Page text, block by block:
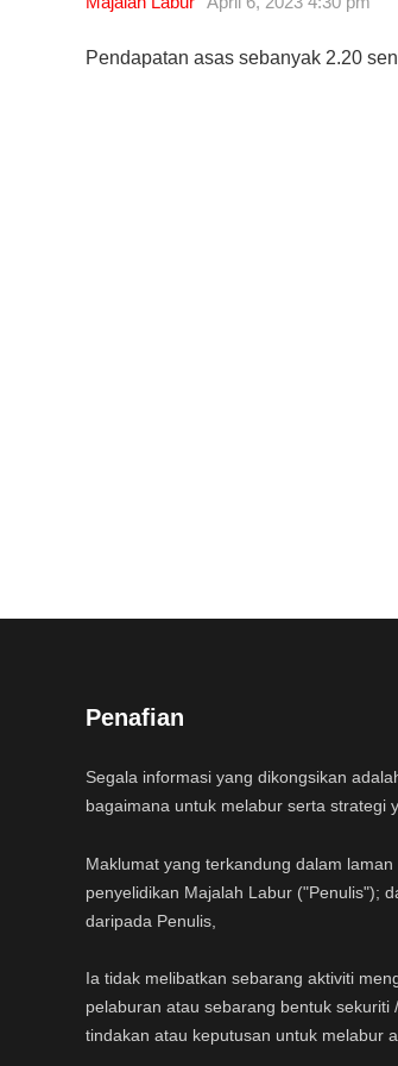
Pendapatan asas sebanyak 2.20
Penafian
Segala informasi yang dikongsikan
bagaimana untuk melabur serta strategi
Maklumat yang terkandung dalam
penyelidikan Majalah Labur ("Penulis");
daripada Penulis,
Ia tidak melibatkan sebarang aktiviti
pelaburan atau sebarang bentuk
tindakan atau keputusan untuk melabur
10 Aplikasi